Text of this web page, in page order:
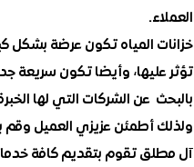
العملاء.
خزانات المياه تكون عرضة بشكل
تؤثر عليها، وأيضا تكون سريعة
بالبحث عن الشركات التي لها
ولذلك أطمئن عزيزي العميل وقم
آل مطلق تقوم بتقديم كافة